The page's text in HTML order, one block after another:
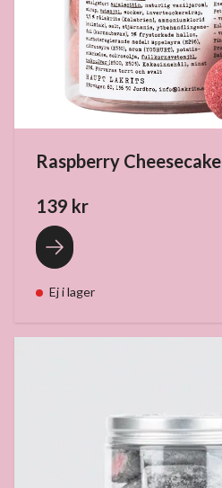
Raspberry Cheesecake
139 kr
Ej i lager